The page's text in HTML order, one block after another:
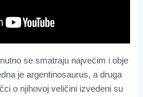
se smatraju najvećim i obje
je argentinosaurus, a druga
o njihovoj veličini izvedeni su